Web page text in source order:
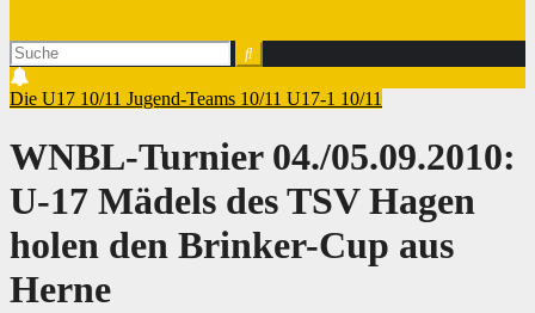
Die U17 10/11 Jugend-Teams 10/11 U17-1 10/11
WNBL-Turnier 04./05.09.2010:
U-17 Mädels des TSV Hagen
holen den Brinker-Cup aus
Herne